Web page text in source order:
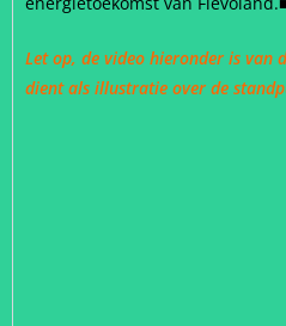
Let op, de video hieronder is van
dient als illustratie over de